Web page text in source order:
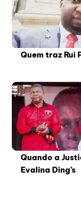
Quem traz Rui
Quando a
Evalina Ding’s